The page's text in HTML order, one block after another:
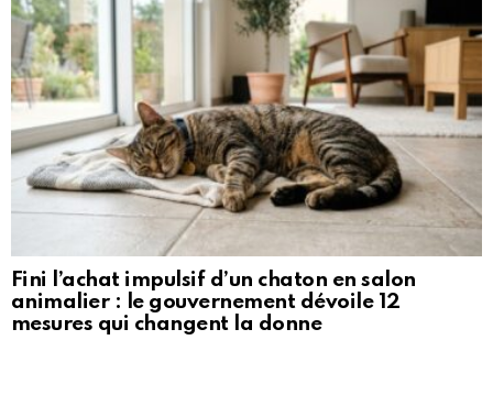
Fini l’achat impulsif d’un chaton en salon
animalier : le gouvernement dévoile 12
mesures qui changent la donne